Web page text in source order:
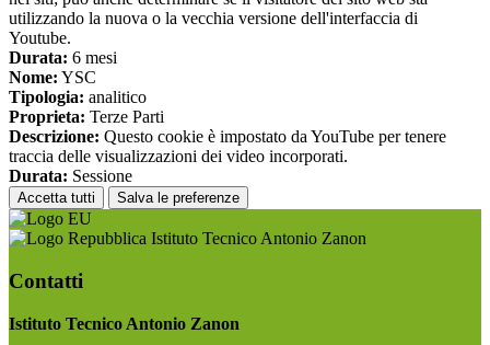
utilizzando la nuova o la vecchia versione dell'interfaccia di
Youtube.
Durata: 6 mesi
Nome: YSC
Tipologia: analitico
Proprieta: Terze Parti
Descrizione: Questo cookie è impostato da YouTube per tenere
traccia delle visualizzazioni dei video incorporati.
Durata: Sessione
Accetta tutti Salva le preferenze
Istituto Tecnico Antonio Zanon
Contatti
Istituto Tecnico Antonio Zanon